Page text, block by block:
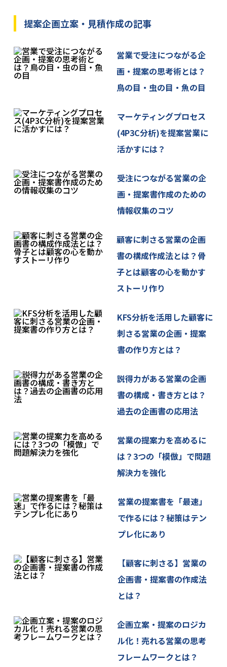
に関する回答、ご請求いただいた資料の送付、メー
た、当社のサービスに関するご案内にも利用させて
いただくことがございます。
4. 当社が取得した個人情報の第三者への委託、提供
当社は、ご本人に関する情報をご本人の同意なしに
第三者に委託または提供することはありません。
5. 個人情報保護のための安全管理
を定め、従業者全員に周知・徹底と啓発・教育を図
るとともに、その遵守状況の監査を定期的に実施い
また、ご本人の個人情報を保護するために必要な安
全管理措置の維持・向上に努めてまいります。
6. 個人情報の開示・訂正・利用停止等の手続
ご本人が、当社が保有するご自身の個人情報の、利
用目的の通知、開示(第三者提供記録の開示も含みま
す)、内容の訂正、追加又は削除、利用の停止、消去
に連絡を頂くことで、対応致します。
＜個人情報お問合せ窓口＞
株式会社サプリ 個人情報お問合せ窓口
[at]を@マークに変換してお問い合わせください。
7. ご提供いただく情報の任意性
個人情報のご提供は任意ですが、同意を頂けない場
をご了承いただくこととなります。
8. 当社Webサイトの運営について
問されたときなどに、より便利に閲覧して頂けるよ
うCookieという技術を使用することがあります。こ
れは、ご本人のコンピュータが当社Webサイトのど
のページに訪れたかを記録しますが、ご本人が当社
Webサイトにおいてご自身の個人情報を入力されな
せん。
Cookieの使用を希望されない場合は、ご本人のブラ
部のサービスがご利用できなくなることがありま
す。
提案企画立案・見積作成の記事
営業で受注につながる企
画・提案の思考術とは？
鳥の目・虫の目・魚の目
マーケティングプロセス
(4P3C分析)を提案営業に
活かすには？
受注につながる営業の企
画・提案書作成のための
情報収集のコツ
顧客に刺さる営業の企画
書の構成作成法とは？骨
子とは顧客の心を動かす
ストーリ作り
KFS分析を活用した顧客に
刺さる営業の企画・提案
書の作り方とは？
説得力がある営業の企画
書の構成・書き方とは？
過去の企画書の応用法
営業の提案力を高めるに
は？3つの「模倣」で問題
解決力を強化
営業の提案書を「最速」
で作るには？秘策はテン
プレ化にあり
【顧客に刺さる】営業の
企画書・提案書の作成法
とは？
企画立案・提案のロジカ
ル化！売れる営業の思考
フレームワークとは？